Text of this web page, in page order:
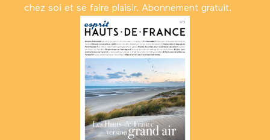
chez soi et se faire plaisir. Abonnement gratuit.